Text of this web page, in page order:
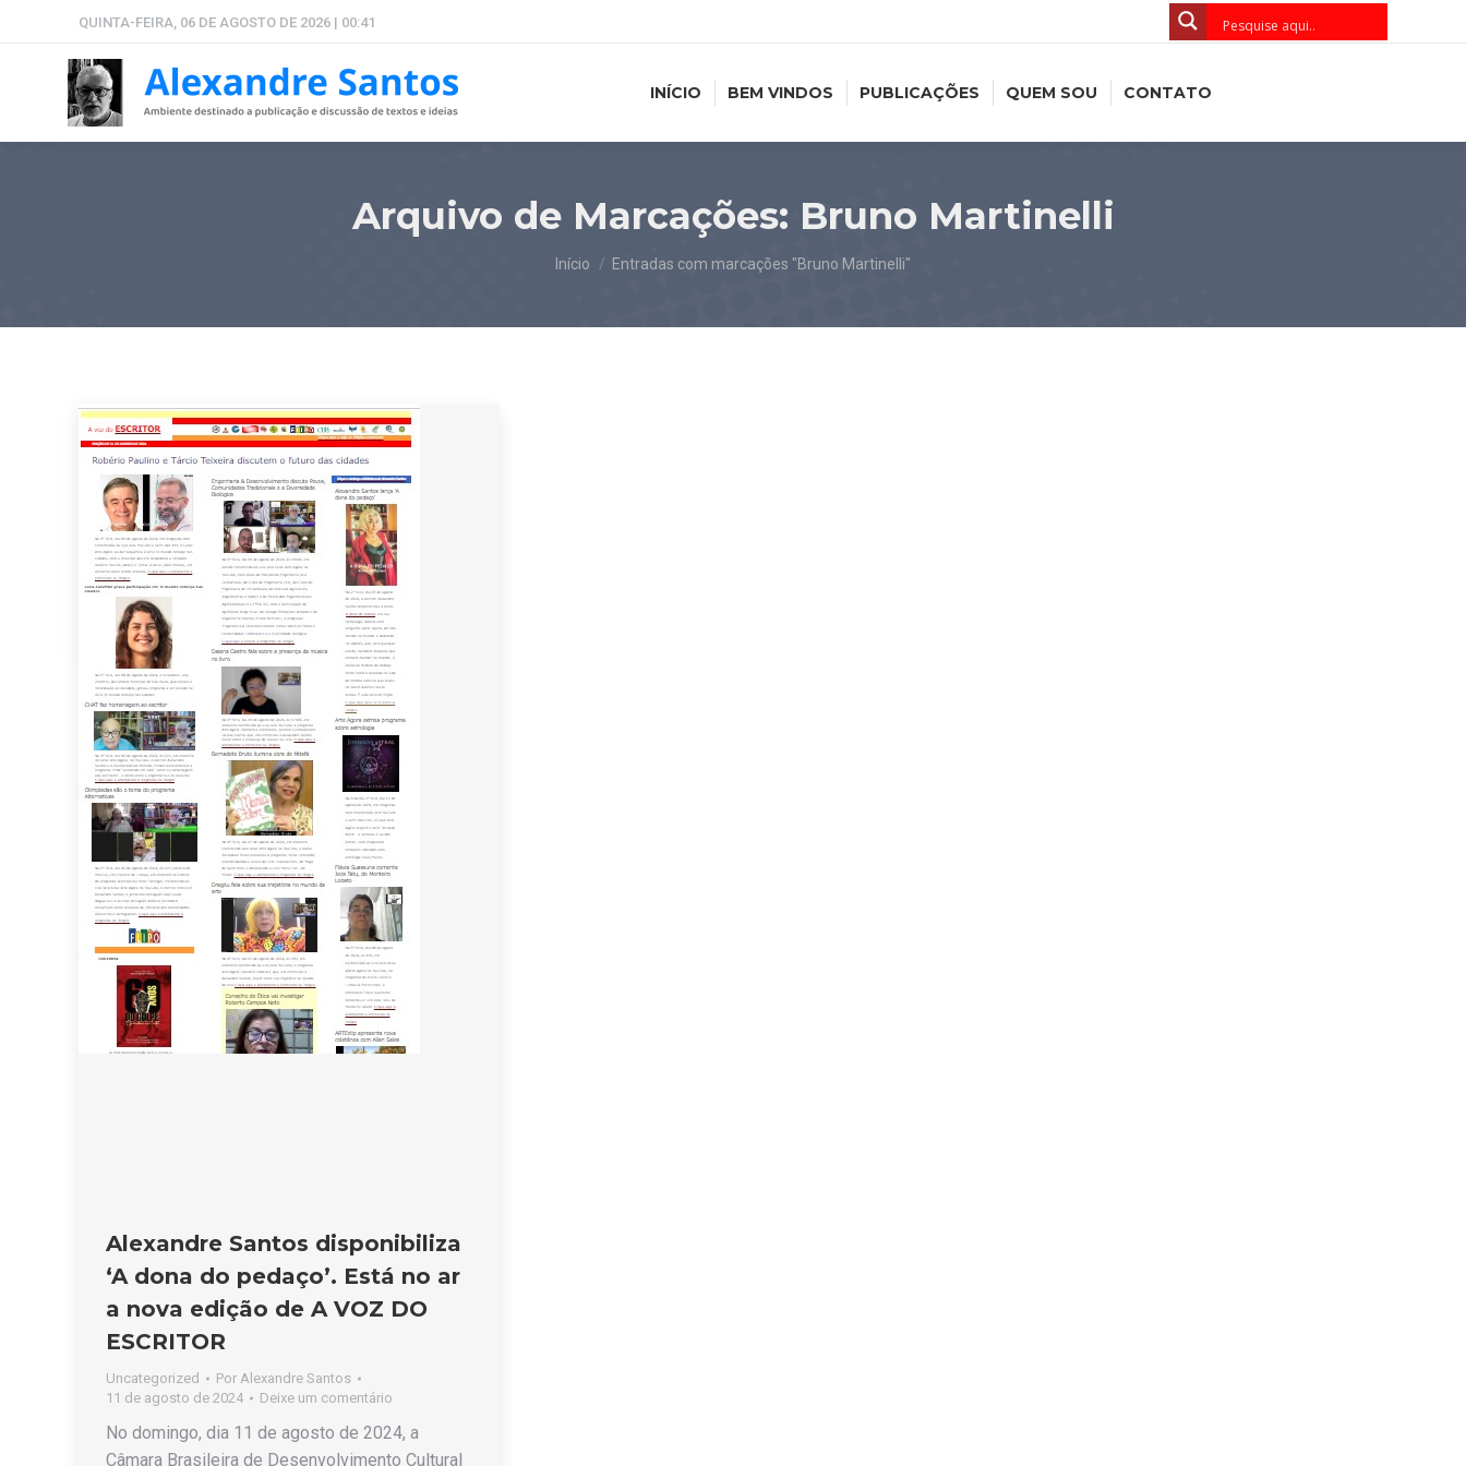
QUINTA-FEIRA, 06 DE AGOSTO DE 2026 | 00:41
INÍCIO BEM VINDOS PUBLICAÇÕES QUEM SOU CONTATO
Arquivo de Marcações: Bruno Martinelli
Você está aqui:
Início Entradas com marcações "Bruno Martinelli"
Alexandre Santos disponibiliza
‘A dona do pedaço’. Está no ar
a nova edição de A VOZ DO
ESCRITOR
Uncategorized Por Alexandre Santos
11 de agosto de 2024
Deixe um comentário
No domingo, dia 11 de agosto de 2024, a
Câmara Brasileira de Desenvolvimento Cultural